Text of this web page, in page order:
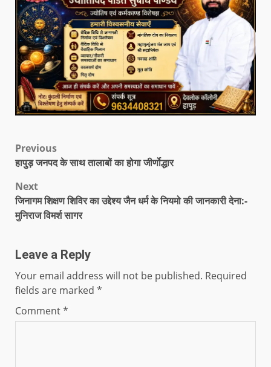
Previous
हापुड़ जनपद के साथ तालाबों का होगा जीर्णोद्धार
Next
जिनागम शिक्षण शिविर का उद्देश्य जैन धर्म के नियमो की जानकारी देना:-
मुनिराज विमर्श सागर
Leave a Reply
Your email address will not be published. Required
fields are marked *
Comment*